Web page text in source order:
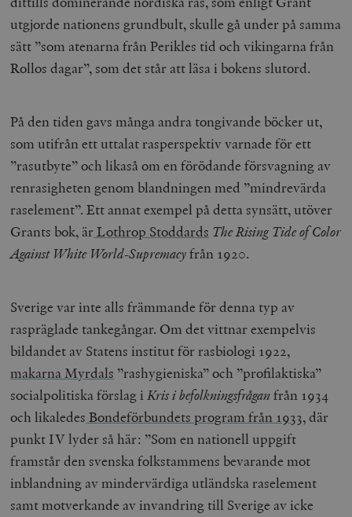
utgjorde nationens grundbult, skulle gå under på samma
sätt ”som atenarna från Perikles tid och vikingarna från
Rollos dagar”, som det står att läsa i bokens slutord.
På den tiden gavs många andra tongivande böcker ut,
som utifrån ett uttalat rasperspektiv varnade för ett
”rasutbyte” och likaså om en förödande försvagning av
renrasigheten genom blandningen med ”mindrevärda
raselement”. Ett annat exempel på detta synsätt, utöver
Grants bok, ärLothrop Stoddards The Rising Tide of Color
Against White World-Supremacyfrån 1920.
Sverige var inte alls främmande för denna typ av
raspräglade tankegångar. Om det vittnar exempelvis
bildandet av Statens institut för rasbiologi 1922,
makarna Myrdals ”rashygieniska” och ”profilaktiska”
socialpolitiska förslag iKris i befolkningsfråganfrån 1934
och likaledes Bondeförbundets program från 1933, där
punkt IV lyder så här: ”Som en nationell uppgift
framstår den svenska folkstammens bevarande mot
inblandning av mindervärdiga utländska raselement
samt motverkande av invandring till Sverige av icke